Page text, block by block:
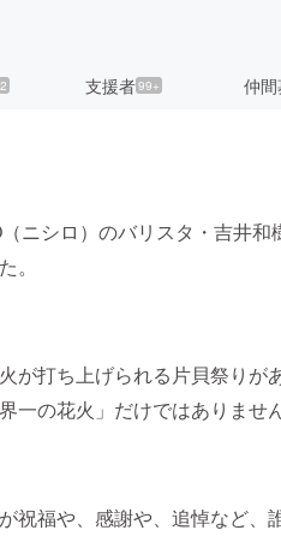
2 支援者99+ 仲
ニシロ）のバリスタ・吉井
。
が打ち上げられる片貝祭りが
一の花火」だけではありません
祝福や、感謝や、追悼など、